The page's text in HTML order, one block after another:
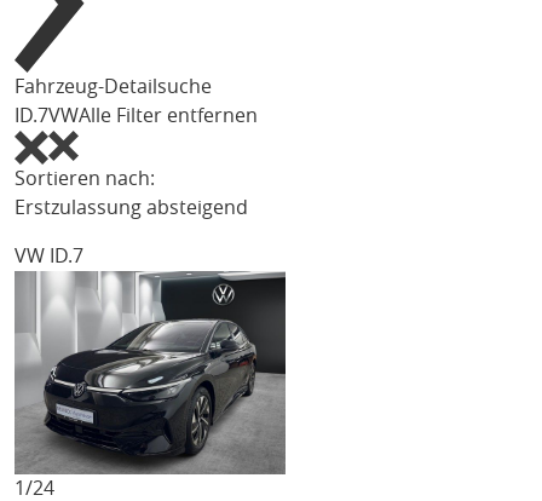
Fahrzeug-Detailsuche
ID.7VWAlle Filter entfernen
Sortieren nach:
Erstzulassung absteigend
VW ID.7
1/24